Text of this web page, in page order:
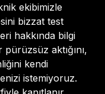
ekibimizle
bizzat test
hakkında bilgi
aktığını,
kendi
istemiyoruz.